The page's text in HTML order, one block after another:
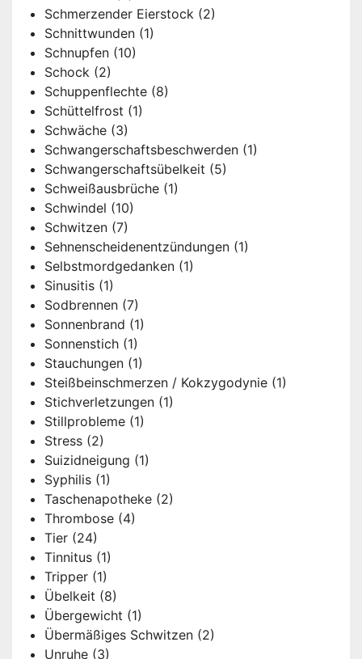
Schmerzender Eierstock (2)
Schnittwunden (1)
Schnupfen (10)
Schock (2)
Schuppenflechte (8)
Schüttelfrost (1)
Schwäche (3)
Schwangerschaftsbeschwerden (1)
Schwangerschaftsübelkeit (5)
Schweißausbrüche (1)
Schwindel (10)
Schwitzen (7)
Sehnenscheidenentzündungen (1)
Selbstmordgedanken (1)
Sinusitis (1)
Sodbrennen (7)
Sonnenbrand (1)
Sonnenstich (1)
Stauchungen (1)
Steißbeinschmerzen / Kokzygodynie (1)
Stichverletzungen (1)
Stillprobleme (1)
Stress (2)
Suizidneigung (1)
Syphilis (1)
Taschenapotheke (2)
Thrombose (4)
Tier (24)
Tinnitus (1)
Tripper (1)
Übelkeit (8)
Übergewicht (1)
Übermäßiges Schwitzen (2)
Unruhe (3)